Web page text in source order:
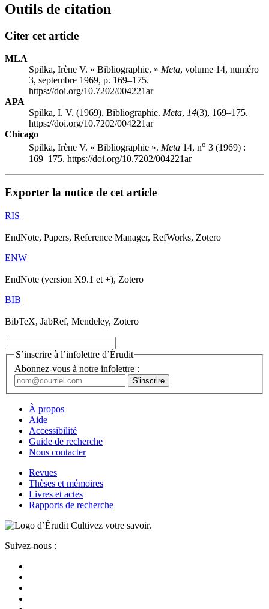
Outils de citation
Citer cet article
MLA
Spilka, Irène V. « Bibliographie. » Meta, volume 14, numéro
3, septembre 1969, p. 169–175.
https://doi.org/10.7202/004221ar
APA
Spilka, I. V. (1969). Bibliographie. Meta, 14(3), 169–175.
https://doi.org/10.7202/004221ar
Chicago
Spilka, Irène V. « Bibliographie ». Meta 14, no 3 (1969) :
169–175. https://doi.org/10.7202/004221ar
Exporter la notice de cet article
RIS
EndNote, Papers, Reference Manager, RefWorks, Zotero
ENW
EndNote (version X9.1 et +), Zotero
BIB
BibTeX, JabRef, Mendeley, Zotero
S’inscrire à l’infolettre d’Érudit
Abonnez-vous à notre infolettre :
À propos
Aide
Accessibilité
Guide de recherche
Nous contacter
Revues
Thèses et mémoires
Livres et actes
Rapports de recherche
Cultivez votre savoir.
Suivez-nous :